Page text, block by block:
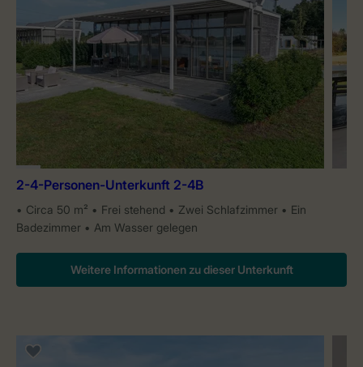
2-4-Personen-Unterkunft 2-4B
Circa 50 m² Frei stehend Zwei Schlafzimmer
Ein
Badezimmer
Am Wasser gelegen
Weitere Informationen zu dieser Unterkunft